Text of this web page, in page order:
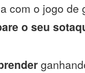
com o jogo de
o seu